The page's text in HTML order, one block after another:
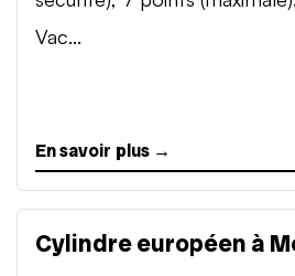
Vac...
En savoir plus →
Cylindre européen à